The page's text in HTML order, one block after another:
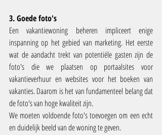
3. Goede foto's
Een vakantiewoning beheren impliceert enige
inspanning op het gebied van marketing. Het eerste
wat de aandacht trekt van potentiële gasten zijn de
foto's die we plaatsen op portaalsites voor
vakantieverhuur en websites voor het boeken van
vakanties. Daarom is het van fundamenteel belang dat
de foto's van hoge kwaliteit zijn.
We moeten voldoende foto's toevoegen om een echt
en duidelijk beeld van de woning te geven.